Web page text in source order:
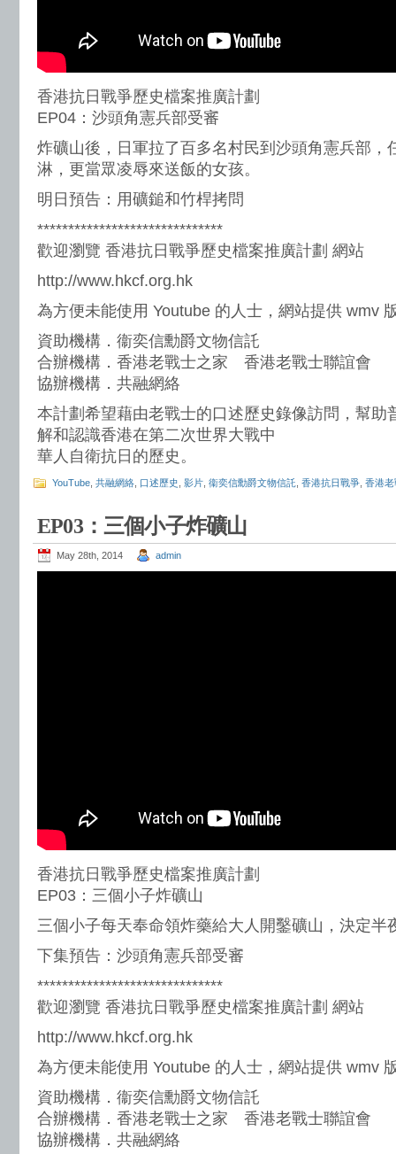
香港抗日戰爭歷史檔案推廣計劃
EP04：沙頭角憲兵部受審
炸礦山後，日軍拉了百多名村民到沙頭角憲兵部，
淋，更當眾凌辱來送飯的女孩。
明日預告：用礦鎚和竹桿拷問
******************************
歡迎瀏覽 香港抗日戰爭歷史檔案推廣計劃 網站
http://www.hkcf.org.hk
為方便未能使用 Youtube 的人士，網站提供 wmv
資助機構．衞奕信勳爵文物信託
合辦機構．香港老戰士之家 香港老戰士聯誼會
協辦機構．共融網絡
本計劃希望藉由老戰士的口述歷史錄像訪問，幫助
解和認識香港在第二次世界大戰中
華人自衛抗日的歷史。
YouTube 共融網絡 口述歷史 影片 衞奕信勳爵文物信託 香港抗日戰爭 香港
EP03：三個小子炸礦山
May 28th, 2014 admin
香港抗日戰爭歷史檔案推廣計劃
EP03：三個小子炸礦山
三個小子每天奉命領炸藥給大人開鑿礦山，決定半
下集預告：沙頭角憲兵部受審
******************************
歡迎瀏覽 香港抗日戰爭歷史檔案推廣計劃 網站
http://www.hkcf.org.hk
為方便未能使用 Youtube 的人士，網站提供 wmv
資助機構．衞奕信勳爵文物信託
合辦機構．香港老戰士之家 香港老戰士聯誼會
協辦機構．共融網絡